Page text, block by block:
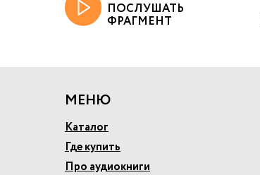
ПОСЛУШАТЬ
ФРАГМЕНТ
МЕНЮ
Каталог
Где купить
Про аудиокниги